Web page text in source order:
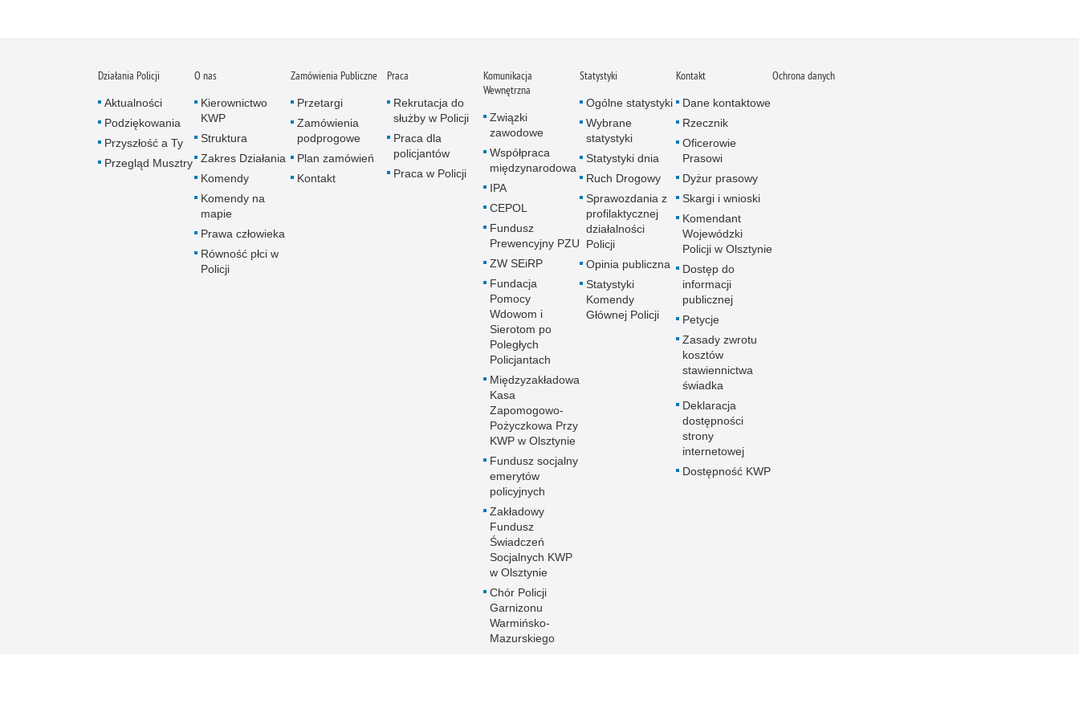
Działania Policji
Aktualności
Podziękowania
Przyszłość a Ty
Przegląd Musztry
O nas
Kierownictwo
KWP
Struktura
Zakres Działania
Komendy
Komendy na
mapie
Prawa człowieka
Równość płci w
Policji
Zamówienia Publiczne
Przetargi
Zamówienia
podprogowe
Plan zamówień
Kontakt
Praca
Rekrutacja do
służby w Policji
Praca dla
policjantów
Praca w Policji
Komunikacja
Wewnętrzna
Związki
zawodowe
Współpraca
międzynarodowa
IPA
CEPOL
Fundusz
Prewencyjny PZU
ZW SEiRP
Fundacja
Pomocy
Wdowom i
Sierotom po
Poległych
Policjantach
Międzyzakładowa
Kasa
Zapomogowo-
Pożyczkowa Przy
KWP w Olsztynie
Fundusz socjalny
emerytów
policyjnych
Zakładowy
Fundusz
Świadczeń
Socjalnych KWP
w Olsztynie
Chór Policji
Garnizonu
Warmińsko-
Mazurskiego
Statystyki
Ogólne statystyki
Wybrane
statystyki
Statystyki dnia
Ruch Drogowy
Sprawozdania z
profilaktycznej
działalności
Policji
Opinia publiczna
Statystyki
Komendy
Głównej Policji
Kontakt
Dane kontaktowe
Rzecznik
Oficerowie
Prasowi
Dyżur prasowy
Skargi i wnioski
Komendant
Wojewódzki
Policji w Olsztynie
Dostęp do
informacji
publicznej
Petycje
Zasady zwrotu
kosztów
stawiennictwa
świadka
Deklaracja
dostępności
strony
internetowej
Dostępność KWP
Ochrona danych